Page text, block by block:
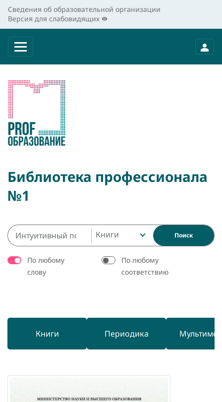
Сведения об образовательной организации
Версия для слабовидящих
Библиотека профессионала
№1
Книги Поиск
По любому
слову
По любому
соответствию
Книги Периодика